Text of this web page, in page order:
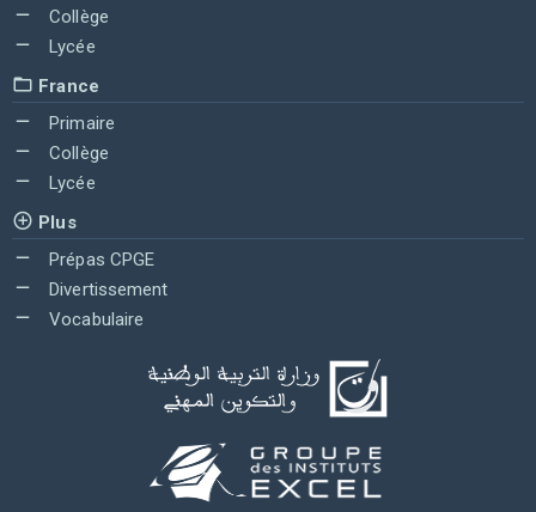
Collège
Lycée
France
Primaire
Collège
Lycée
Plus
Prépas CPGE
Divertissement
Vocabulaire